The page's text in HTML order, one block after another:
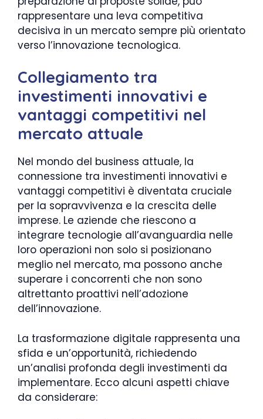
rappresentare una leva competitiva
decisiva in un mercato sempre più orientato
verso l’innovazione tecnologica.
Collegiamento tra
investimenti innovativi e
vantaggi competitivi nel
mercato attuale
Nel mondo del business attuale, la
connessione tra investimenti innovativi e
vantaggi competitivi è diventata cruciale
per la sopravvivenza e la crescita delle
imprese. Le aziende che riescono a
integrare tecnologie all’avanguardia nelle
loro operazioni non solo si posizionano
meglio nel mercato, ma possono anche
superare i concorrenti che non sono
altrettanto proattivi nell’adozione
dell’innovazione.
La trasformazione digitale rappresenta una
sfida e un’opportunità, richiedendo
un’analisi profonda degli investimenti da
implementare. Ecco alcuni aspetti chiave
da considerare: